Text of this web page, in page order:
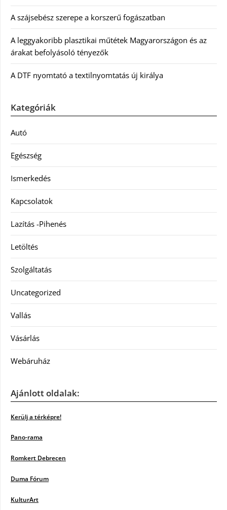
A szájsebész szerepe a korszerű fogászatban
A leggyakoribb plasztikai műtétek Magyarországon és az
árakat befolyásoló tényezők
A DTF nyomtató a textilnyomtatás új királya
Kategóriák
Autó
Egészség
Ismerkedés
Kapcsolatok
Lazítás -Pihenés
Letöltés
Szolgáltatás
Uncategorized
Vallás
Vásárlás
Webáruház
Ajánlott oldalak:
Kerülj a térképre!
Pano-rama
Romkert Debrecen
Duma Fórum
KulturArt